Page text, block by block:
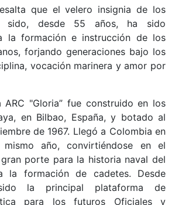
que el velero insignia de los
sido, desde 55 años, ha sido
la formación e instrucción de los
forjando generaciones bajo los
vocación marinera y amor por
ARC "Gloria” fue construido en los
en Bilbao, España, y botado al
de 1967. Llegó a Colombia en
año, convirtiéndose en el
porte para la historia naval del
la formación de cadetes. Desde
la principal plataforma de
para los futuros Oficiales y